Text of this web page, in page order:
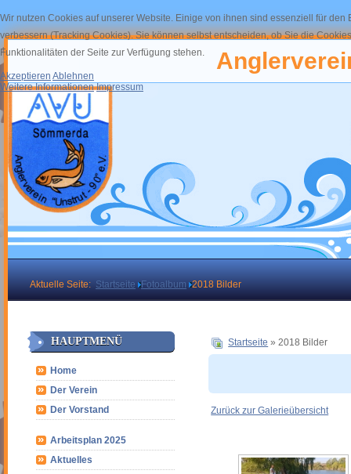
Aktuelle Seite: Startseite Fotoalbum 2018 Bilder
HAUPTMENÜ
Home
Der Verein
Der Vorstand
Arbeitsplan 2025
Aktuelles
Startseite » 2018 Bilder
Zurück zur Galerieübersicht
Wir nutzen Cookies auf unserer Website. Einige von ihnen sind essenziell für
verbessern (Tracking Cookies). Sie können selbst entscheiden, ob Sie die
Funktionalitäten der Seite zur Verfügung stehen.
Akzeptieren Ablehnen
Weitere Informationen Impressum